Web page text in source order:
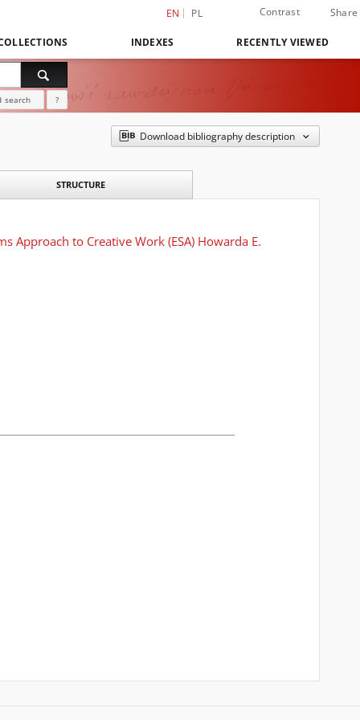
EN PL Contrast Share
INDEXES RECENTLY VIEWED
search ?
Download bibliography description
STRUCTURE
Approach to Creative Work (ESA) Howarda E.